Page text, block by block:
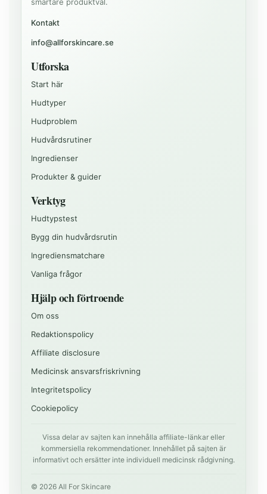
Kontakt
info@allforskincare.se
Utforska
Start här
Hudtyper
Hudproblem
Hudvårdsrutiner
Ingredienser
Produkter & guider
Verktyg
Hudtypstest
Bygg din hudvårdsrutin
Ingrediensmatchare
Vanliga frågor
Hjälp och förtroende
Om oss
Redaktionspolicy
Affiliate disclosure
Medicinsk ansvarsfriskrivning
Integritetspolicy
Cookiepolicy
Vissa delar av sajten kan innehålla affiliate-länkar eller
kommersiella rekommendationer. Innehållet på sajten är
informativt och ersätter inte individuell medicinsk rådgivning.
© 2026 All For Skincare